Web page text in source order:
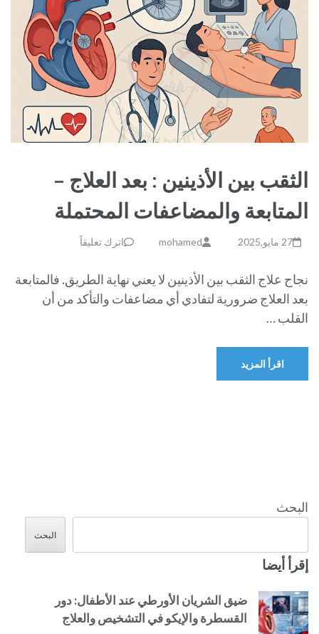
الثقب بين الأذينين : بعد العلاج –
المتابعة والمضاعفات المحتملة
27 مايو,2025 mohamed اترك تعليقاً
نجاح علاج الثقب بين الأذينين لا يعني نهاية الطريق. فالمتابعة
بعد العلاج ضرورية لتفادي أي مضاعفات والتأكد من أن
القلب …
اقرأ المزيد
البحث
البحث
إقرأ أيضا
ضيق الشريان الأورطي عند الأطفال: دور
القسطرة والإيكو في التشخيص والعلاج